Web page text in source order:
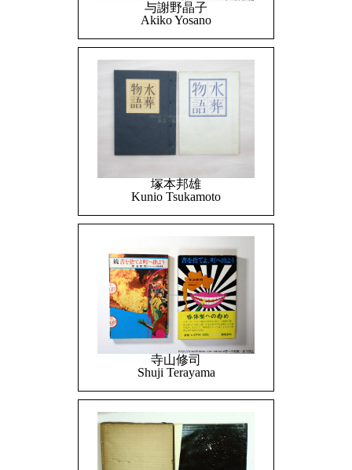
与謝野晶子
Akiko Yosano
塚本邦雄
Kunio Tsukamoto
寺山修司
Shuji Terayama